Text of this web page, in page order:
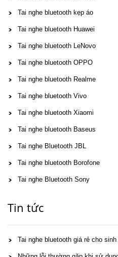
Tai nghe bluetooth kẹp áo
Tai nghe bluetooth Huawei
Tai nghe bluetooth LeNovo
Tai nghe bluetooth OPPO
Tai nghe bluetooth Realme
Tai nghe bluetooth Vivo
Tai nghe bluetooth Xiaomi
Tai nghe bluetooth Baseus
Tai nghe Bluetooth JBL
Tai nghe bluetooth Borofone
Tai nghe Bluetooth Sony
Tin tức
Tai nghe bluetooth giá rẻ cho